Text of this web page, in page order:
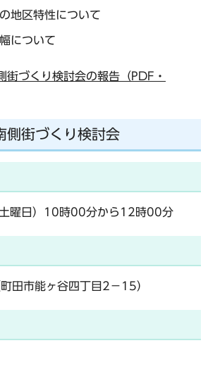
地区特性について
について
街づくり検討会の報告（PDF・
側街づくり検討会
曜日）10時00分から12時00分
田市能ヶ谷四丁目2－15）